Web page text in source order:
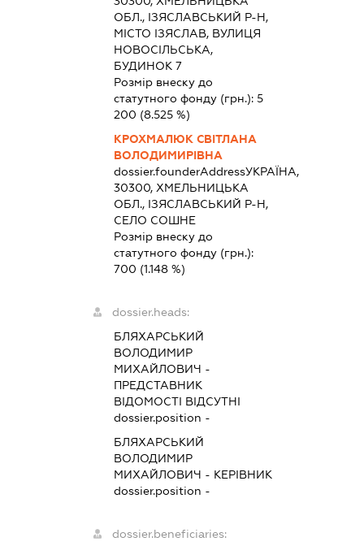
ОБЛ., ІЗЯСЛАВСЬКИЙ Р-Н,
МІСТО ІЗЯСЛАВ, ВУЛИЦЯ
НОВОСІЛЬСЬКА,
БУДИНОК 7
Розмір внеску до
статутного фонду (грн.): 5
200 (8.525 %)
КРОХМАЛЮК СВІТЛАНА
ВОЛОДИМИРІВНА
dossier.founderAddressУКРАЇНА,
30300, ХМЕЛЬНИЦЬКА
ОБЛ., ІЗЯСЛАВСЬКИЙ Р-Н,
СЕЛО СОШНЕ
Розмір внеску до
статутного фонду (грн.):
700 (1.148 %)
dossier.heads:
БЛЯХАРСЬКИЙ
ВОЛОДИМИР
МИХАЙЛОВИЧ -
ПРЕДСТАВНИК
ВІДОМОСТІ ВІДСУТНІ
dossier.position -
БЛЯХАРСЬКИЙ
ВОЛОДИМИР
МИХАЙЛОВИЧ - КЕРІВНИК
dossier.position -
dossier.beneficiaries: